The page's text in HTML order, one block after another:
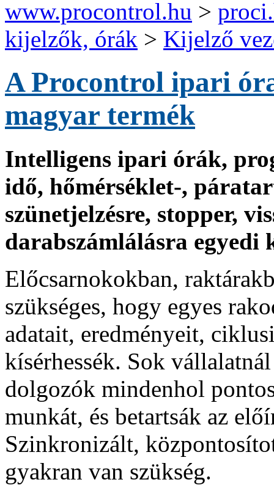
www.procontrol.hu >
kijelzők, órák > Kijelző
A Procontrol ipari
magyar termék
Intelligens ipari órák,
idő, hőmérséklet-,
szünetjelzésre, stopper,
darabszámlálásra egyedi
Előcsarnokokban,
szükséges, hogy egyes
adatait, eredményeit,
kísérhessék. Sok
dolgozók mindenhol
munkát, és betartsák az
Szinkronizált,
gyakran van szükség.